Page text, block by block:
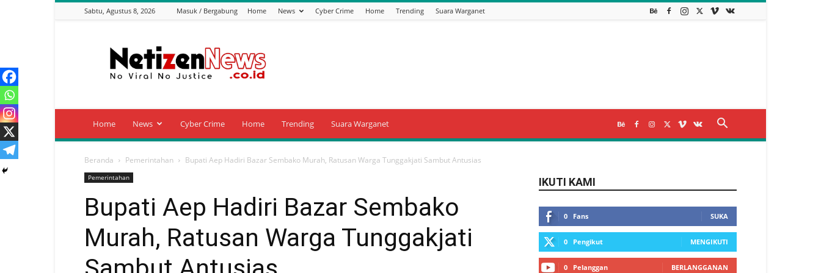
Sabtu, Agustus 8, 2026 Masuk / Bergabung Home News Cyber Crime Home Trending Suara Warganet
News
Home News Cyber Crime Home Trending Suara Warganet
Beranda Pemerintahan Bupati Aep Hadiri Bazar Sembako Murah, Ratusan Warga Tunggakjati Sambut Antusias
Pemerintahan
Bupati Aep Hadiri Bazar Sembako
Murah, Ratusan Warga Tunggakjati
IKUTI KAMI
0 Fans SUKA
0 Pengikut MENGIKUTI
0 Pelanggan BERLANGGANAN